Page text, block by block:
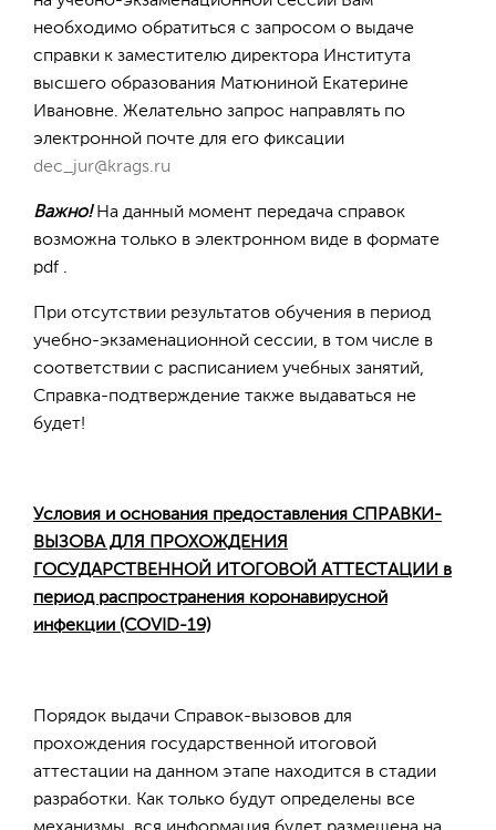
необходимо обратиться с запросом о выдаче
справки к заместителю директора Института
высшего образования Матюниной Екатерине
Ивановне. Желательно запрос направлять по
электронной почте для его фиксации
dec_jur@krags.ru
Важно!На данный момент передача справок
возможна только в электронном виде в формате
pdf .
При отсутствии результатов обучения в период
учебно-экзаменационной сессии, в том числе в
соответствии с расписанием учебных занятий,
Справка-подтверждение также выдаваться не
будет!
Условия и основания предоставления СПРАВКИ-
ВЫЗОВА ДЛЯ ПРОХОЖДЕНИЯ
ГОСУДАРСТВЕННОЙ ИТОГОВОЙ АТТЕСТАЦИИ в
период распространения коронавирусной
инфекции (COVID-19)
Порядок выдачи Справок-вызовов для
прохождения государственной итоговой
аттестации на данном этапе находится в стадии
разработки. Как только будут определены все